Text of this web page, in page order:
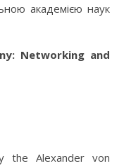
академією наук
Networking and
the Alexander von